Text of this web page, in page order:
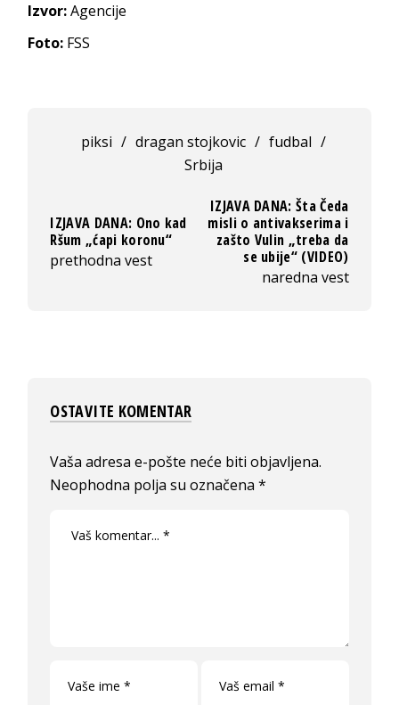
Izvor:Agencije
Foto: FSS
piksi / dragan stojkovic / fudbal /
Srbija
IZJAVA DANA: Ono kad
Ršum „ćapi koronu“
prethodna vest
IZJAVA DANA: Šta Čeda
misli o antivakserima i
zašto Vulin „treba da
se ubije“ (VIDEO)
naredna vest
OSTAVITE KOMENTAR
Vaša adresa e-pošte neće biti objavljena.
Neophodna polja su označena*